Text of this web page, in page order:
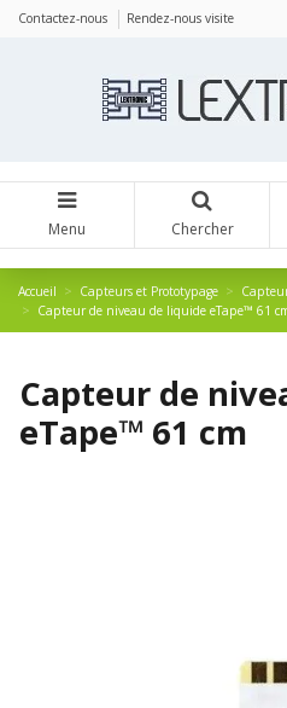
Contactez-nous Rendez-nous visite
Menu Chercher
Accueil Capteurs et Prototypage
Capteur de niveau de liquide eTape™ 61
Capteur de
eTape™ 61 cm
Panneau de gestion des cookies